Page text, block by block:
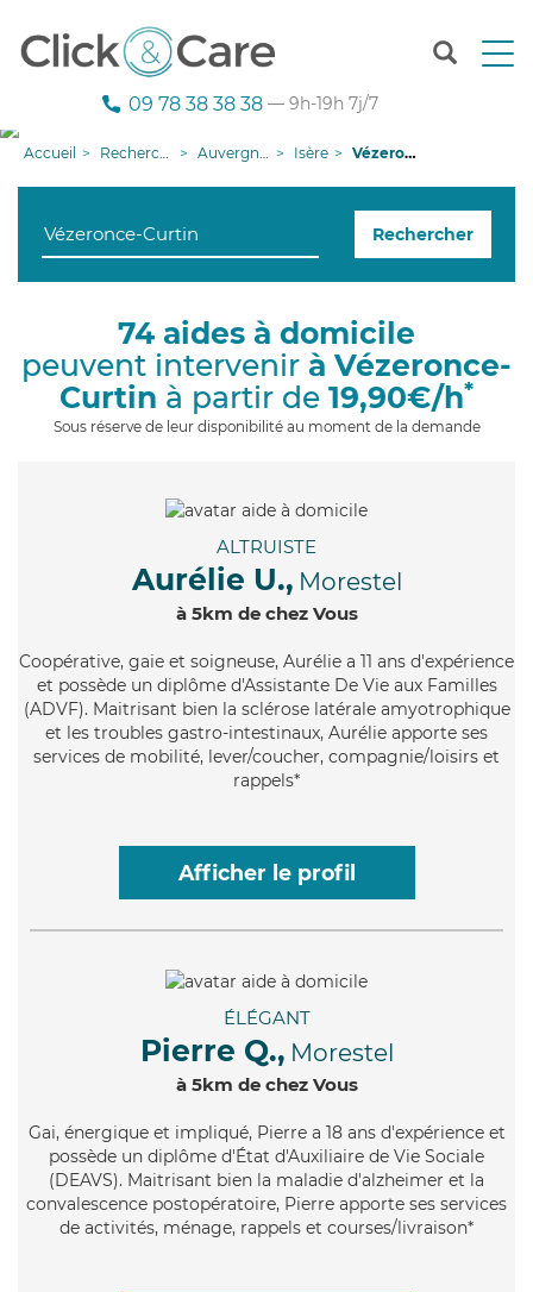
T
n
g
i
09 78 38 38 38 — 9h-19h 7j/7
Accueil Recherche aide à domicile Auvergne-Rhône-Alpes Isère Vézeronce-Curtin
Rechercher
74 aides à domicile
peuvent intervenir à Vézeronce-
Curtin à partir de 19,90€/h*
Sous réserve de leur disponibilité au moment de la demande
ALTRUISTE
Aurélie U., Morestel
à 5km de chez Vous
Coopérative, gaie et soigneuse, Aurélie a 11 ans d'expérience
et possède un diplôme d'Assistante De Vie aux Familles
(ADVF). Maitrisant bien la sclérose latérale amyotrophique
et les troubles gastro-intestinaux, Aurélie apporte ses
services de mobilité, lever/coucher, compagnie/loisirs et
rappels*
Afficher le profil
ÉLÉGANT
Pierre Q., Morestel
à 5km de chez Vous
Gai, énergique et impliqué, Pierre a 18 ans d'expérience et
possède un diplôme d'État d'Auxiliaire de Vie Sociale
(DEAVS). Maitrisant bien la maladie d'alzheimer et la
convalescence postopératoire, Pierre apporte ses services
de activités, ménage, rappels et courses/livraison*